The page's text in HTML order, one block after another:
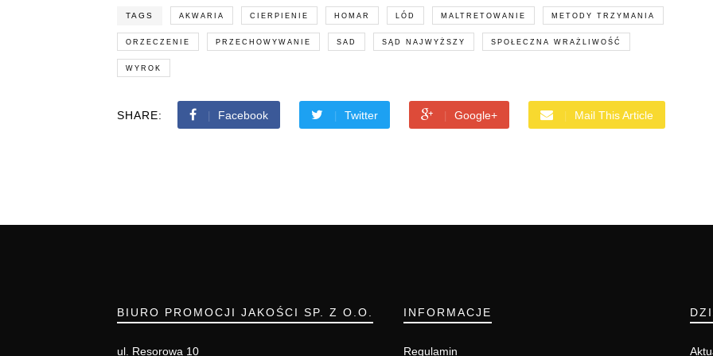
TAGS AKWARIA CIERPIENIE HOMAR LÓD MALTRETOWANIE METODY TRZYMANIA
ORZECZENIE PRZECHOWYWANIE SAD SĄD NAJWYŻSZY SPOŁECZNA WRAŻLIWOŚĆ
WYROK
SHARE: Facebook Twitter Google+ Mail This Article
BIURO PROMOCJI JAKOŚCI SP. Z O.O.
ul. Resorowa 10
INFORMACJE
Regulamin